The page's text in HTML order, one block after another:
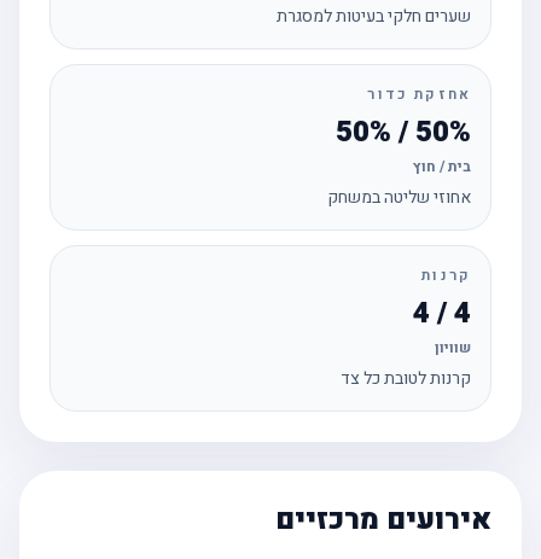
שערים חלקי בעיטות למסגרת
אחזקת כדור
50% / 50%
בית / חוץ
אחוזי שליטה במשחק
קרנות
שוויון
קרנות לטובת כל צד
אירועים מרכזיים